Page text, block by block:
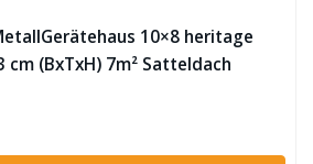
10×8 heritage
cm (BxTxH) 7m² Satteldach